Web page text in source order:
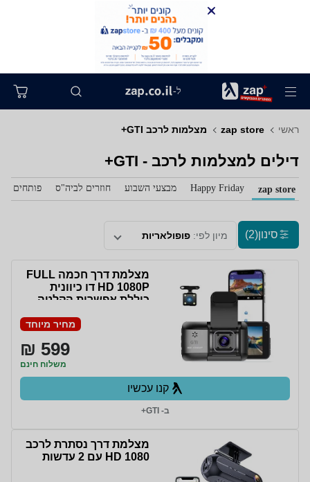
ל-
ראשי zap store מצלמות לרכב GTI+
דילים למצלמות לרכב - GTI+
zap store
Happy Friday מבצעי השבוע חוזרים לביה"ס פותחים
סינון(2) מיון לפי: פופולאריות
מצלמת דרך חכמה FULL
HD 1080P דו כיוונית
כוללת אפשרות הקלטה
מחיר מיוחד
599 ₪
משלוח חינם
קנו עכשיו
ב- GTI+
מצלמת דרך נסתרת לרכב
HD 1080 עם 2 עדשות